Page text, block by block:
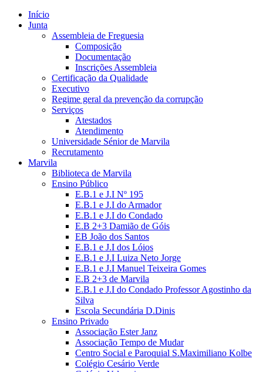
Início
Junta
Assembleia de Freguesia
Composição
Documentação
Inscrições Assembleia
Certificação da Qualidade
Executivo
Regime geral da prevenção da corrupção
Serviços
Atestados
Atendimento
Universidade Sénior de Marvila
Recrutamento
Marvila
Biblioteca de Marvila
Ensino Público
E.B.1 e J.I Nº 195
E.B.1 e J.I do Armador
E.B.1 e J.I do Condado
E.B 2+3 Damião de Góis
EB João dos Santos
E.B.1 e J.I dos Lóios
E.B.1 e J.I Luiza Neto Jorge
E.B.1 e J.I Manuel Teixeira Gomes
E.B 2+3 de Marvila
E.B.1 e J.I do Condado Professor Agostinho da
Silva
Escola Secundária D.Dinis
Ensino Privado
Associação Ester Janz
Associação Tempo de Mudar
Centro Social e Paroquial S.Maximiliano Kolbe
Colégio Cesário Verde